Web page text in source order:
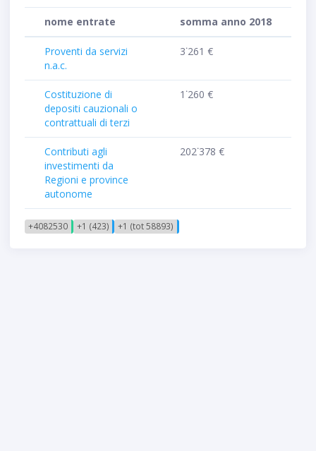
nome entrate somma anno 2018
Proventi da servizi
n.a.c.
3˙261 €
Costituzione di
depositi cauzionali o
contrattuali di terzi
1˙260 €
Contributi agli
investimenti da
Regioni e province
autonome
202˙378 €
+4082530 +1 (423) +1 (tot 58893)